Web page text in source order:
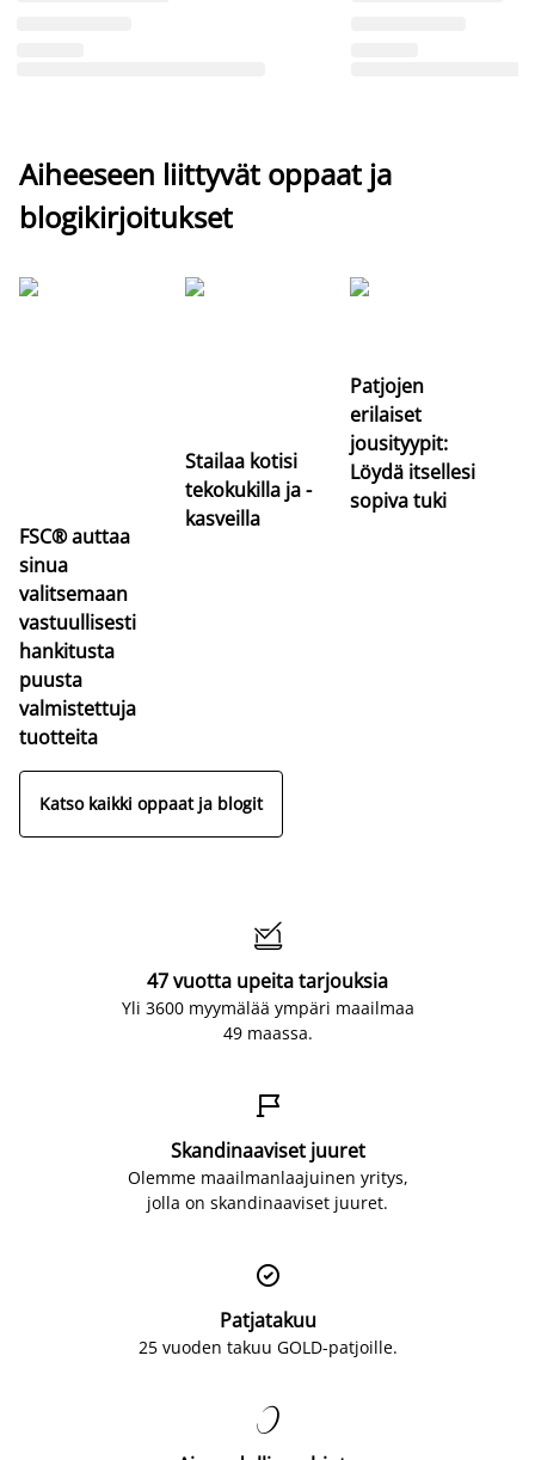
Aiheeseen liittyvät oppaat ja
blogikirjoitukset
FSC® auttaa
sinua
valitsemaan
vastuullisesti
hankitusta
puusta
valmistettuja
tuotteita
Stailaa kotisi
tekokukilla ja -
kasveilla
Patjojen
erilaiset
jousityypit:
Löydä itsellesi
sopiva tuki
Katso kaikki oppaat ja blogit

47 vuotta upeita tarjouksia
Yli 3600 myymälää ympäri maailmaa
49 maassa.

Skandinaaviset juuret
Olemme maailmanlaajuinen yritys,
jolla on skandinaaviset juuret.

Patjatakuu
25 vuoden takuu GOLD-patjoille.
